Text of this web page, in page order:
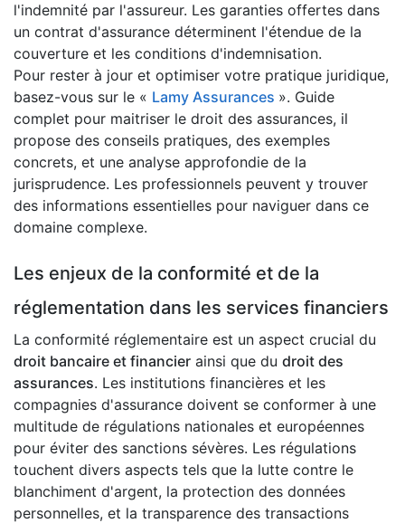
l'indemnité par l'assureur. Les garanties offertes dans
un contrat d'assurance déterminent l'étendue de la
couverture et les conditions d'indemnisation.
Pour rester à jour et optimiser votre pratique juridique,
basez-vous sur le « Lamy Assurances ». Guide
complet pour maitriser le droit des assurances, il
propose des conseils pratiques, des exemples
concrets, et une analyse approfondie de la
jurisprudence. Les professionnels peuvent y trouver
des informations essentielles pour naviguer dans ce
domaine complexe.
Les enjeux de la conformité et de la
réglementation dans les services financiers
La conformité réglementaire est un aspect crucial du
droit bancaire et financier ainsi que du droit des
assurances. Les institutions financières et les
compagnies d'assurance doivent se conformer à une
multitude de régulations nationales et européennes
pour éviter des sanctions sévères. Les régulations
touchent divers aspects tels que la lutte contre le
blanchiment d'argent, la protection des données
personnelles, et la transparence des transactions